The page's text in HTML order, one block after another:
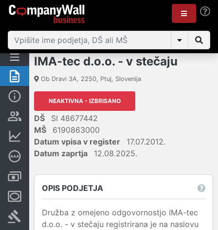
Povzetek
Odgovorne osebe in lastništvo
Poglobljena bonitetna ocena
Računi in blokade
Sodni postopki
IMA-tec d.o.o. - v stečaju
Ob Dravi 3A, 2250, Ptuj, Slovenija
NEAKTIVNA - IZBRISANO
DŠ
SI 48677442
MŠ
6190863000
Datum vpisa v register
17.07.2012.
Datum zaprtja
12.08.2025.
OPIS PODJETJA
Družba z omejeno odgovornostjo IMA-tec
d.o.o. - v stečaju registrirana je na naslovu